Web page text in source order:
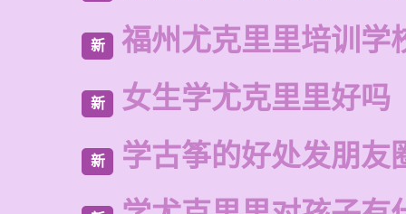
新 福州尤克里里培训学
新 女生学尤克里里好吗
新 学古筝的好处发朋友